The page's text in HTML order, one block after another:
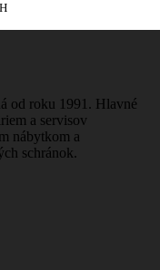
od roku 1991. Hlavné
a servisov
nábytkom a
schránok.